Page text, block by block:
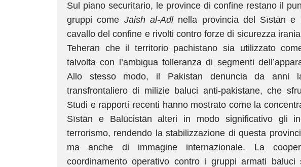
Sul piano securitario, le province di confine restano il
gruppi come Jaish al-Adlnella provincia del Sīstān e
cavallo del confine e rivolti contro forze di sicurezza
Teheran che il territorio pachistano sia utilizzato
talvolta con l’ambigua tolleranza di segmenti
Allo stesso modo, il Pakistan denuncia da anni
transfrontaliero di milizie baluci anti-pakistane, che
Studi e rapporti recenti hanno mostrato come la
Sīstān e Balūcistān alteri in modo significativo gli
terrorismo, rendendo la stabilizzazione di questa
ma anche di immagine internazionale. La
coordinamento operativo contro i gruppi armati